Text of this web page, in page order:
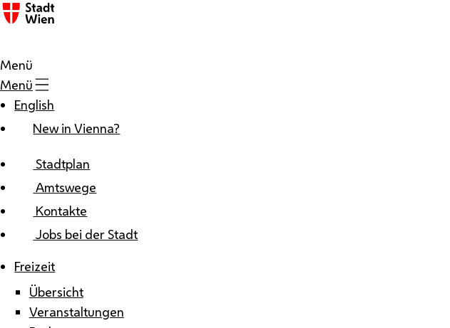
Zum Inhalt
Menü
Menü
English
New in Vienna?
Stadtplan
Amtswege
Kontakte
Jobs bei der Stadt
Freizeit
Übersicht
Veranstaltungen